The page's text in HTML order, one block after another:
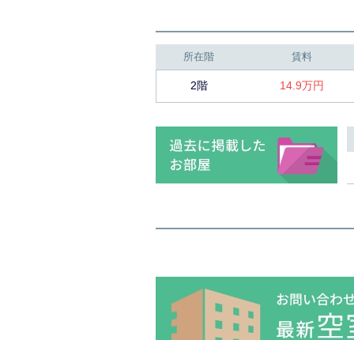
所在階 賃料
2階 14.9万円